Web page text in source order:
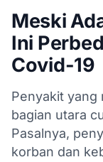
Meski
Ini
Covid-19
Penyakit yang
bagian utara
Pasalnya,
korban dan